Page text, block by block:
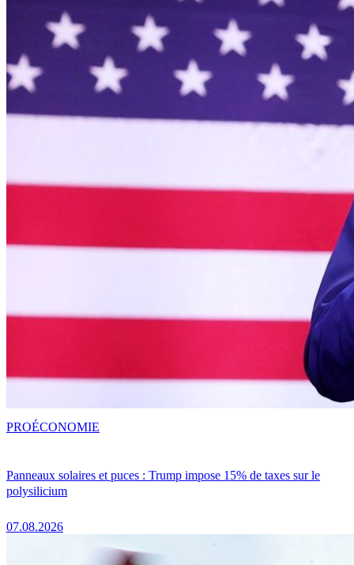
Panneaux solaires et puces : Trump impose 15% de taxes sur le
polysilicium
07.08.2026
PROÉCONOMIE